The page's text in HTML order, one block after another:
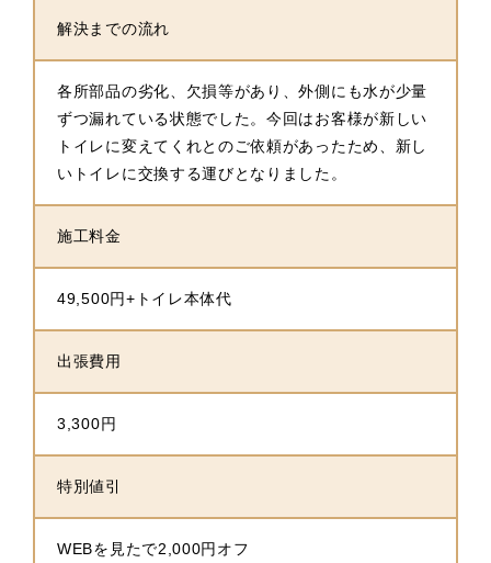
解決までの流れ
各所部品の劣化、欠損等があり、外側にも水が少量
ずつ漏れている状態でした。今回はお客様が新しい
トイレに変えてくれとのご依頼があったため、新し
いトイレに交換する運びとなりました。
施工料金
49,500円+トイレ本体代
出張費用
3,300円
特別値引
WEBを見たで2,000円オフ